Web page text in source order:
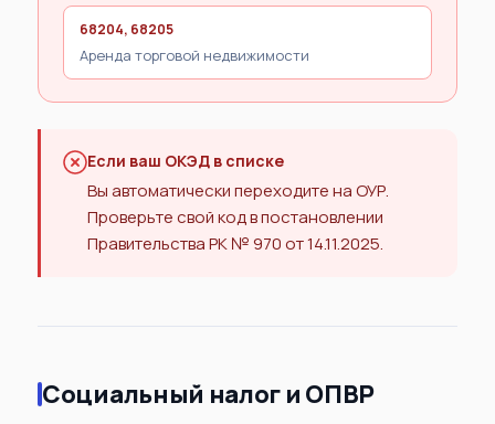
68204, 68205
Аренда торговой недвижимости
Если ваш ОКЭД в списке
Вы автоматически переходите на ОУР.
Проверьте свой код в постановлении
Правительства РК № 970 от 14.11.2025.
Социальный налог и ОПВР